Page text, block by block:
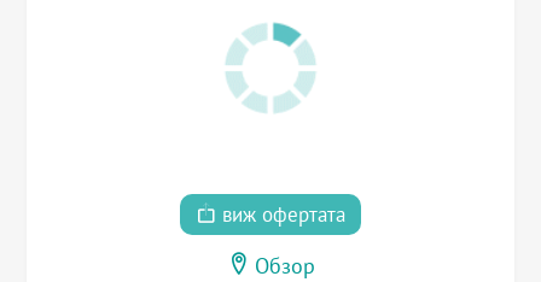
виж офертата
Обзор